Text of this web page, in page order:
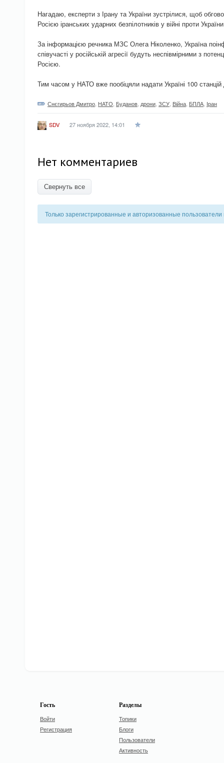
Нагадаю, експерти з Ірану та України зустрілися, щоб
Росією іранських ударних безпілотників у війні проти
За інформацією речника МЗС Олега Ніколенко, Україна
співучасті у російській агресії будуть неспівмірними з
Росією.
Тим часом у НАТО вже пообіцяли надати Україні 100 станцій
Снєгирьов Дмитро НАТО Буданов дрони ЗСУ Війна БПЛА Іран
SDV 27 ноября 2022, 14:01
Нет комментариев
Свернуть все
Только зарегистрированные и авторизованные
Гость
Войти
Регистрация
Разделы
Топики
Блоги
Пользователи
Активность